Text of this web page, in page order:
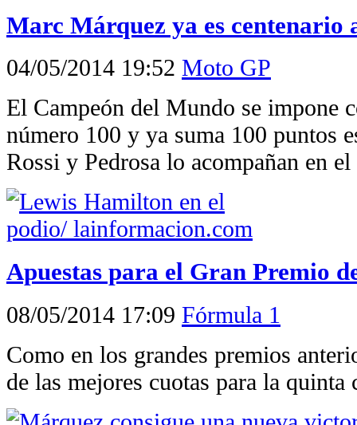
Marc Márquez ya es centenario
04/05/2014 19:52 Moto GP
El Campeón del Mundo se impone
número 100 y ya suma 100 puntos
Rossi y Pedrosa lo acompañan en
Apuestas para el Gran Premio
08/05/2014 17:09 Fórmula 1
Como en los grandes premios
de las mejores cuotas para la quinta